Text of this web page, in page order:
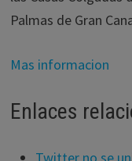
Palmas de Gran
Mas informacion
Enlaces